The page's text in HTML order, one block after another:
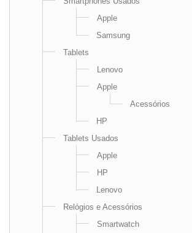
Apple
Samsung
Tablets
Lenovo
Apple
Acessórios
HP
Tablets Usados
Apple
HP
Lenovo
Relógios e Acessórios
Smartwatch